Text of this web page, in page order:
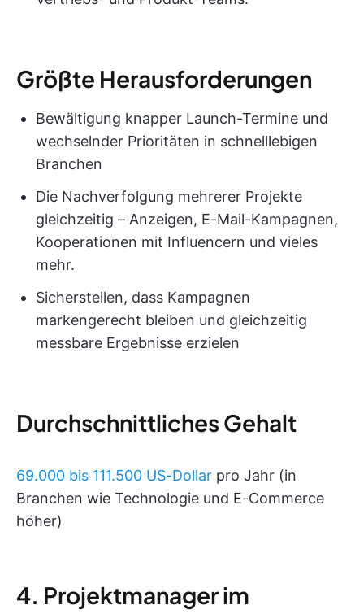
Größte Herausforderungen
Bewältigung knapper Launch-Termine und
wechselnder Prioritäten in schnelllebigen
Branchen
Die Nachverfolgung mehrerer Projekte
gleichzeitig – Anzeigen, E-Mail-Kampagnen,
Kooperationen mit Influencern und vieles
mehr.
Sicherstellen, dass Kampagnen
markengerecht bleiben und gleichzeitig
messbare Ergebnisse erzielen
Durchschnittliches Gehalt
69.000 bis 111.500 US-Dollar pro Jahr (in
Branchen wie Technologie und E-Commerce
höher)
4. Projektmanager im